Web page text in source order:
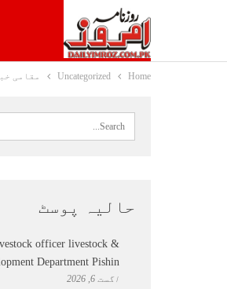
Home
Uncategorized مقامی
حالیہ پوسٹ
officer livestock &
Department Pishin
اگست 6, 2026